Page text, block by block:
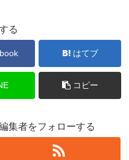
る
はてブ
コピー
集者をフォローする